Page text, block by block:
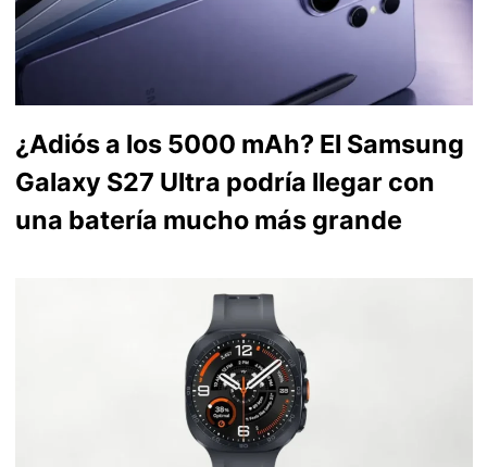
¿Adiós a los 5000 mAh? El Samsung
Galaxy S27 Ultra podría llegar con
una batería mucho más grande